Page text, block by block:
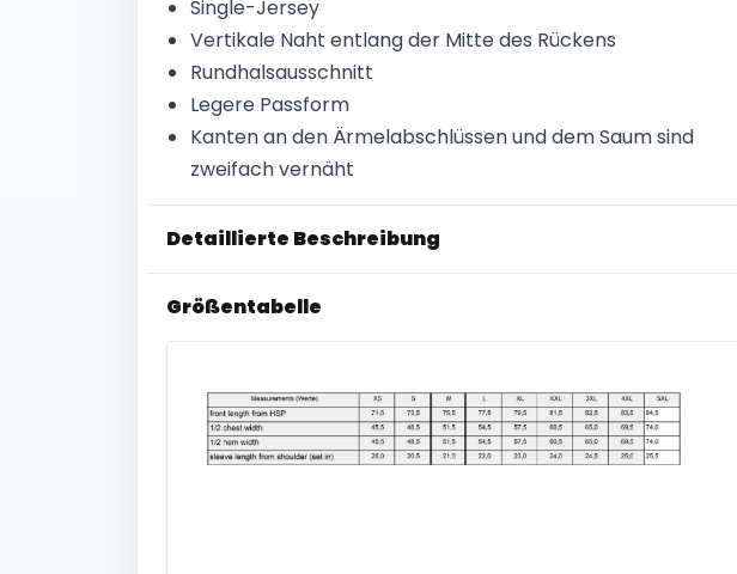
Single-Jersey
Vertikale Naht entlang der Mitte des Rückens
Rundhalsausschnitt
Legere Passform
Kanten an den Ärmelabschlüssen und dem Saum sind
zweifach vernäht
Detaillierte Beschreibung
Größentabelle